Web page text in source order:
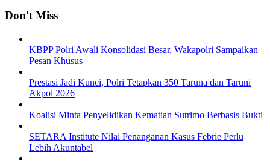
Don't Miss
KBPP Polri Awali Konsolidasi Besar, Wakapolri Sampaikan
Pesan Khusus
Prestasi Jadi Kunci, Polri Tetapkan 350 Taruna dan Taruni
Akpol 2026
Koalisi Minta Penyelidikan Kematian Sutrimo Berbasis Bukti
SETARA Institute Nilai Penanganan Kasus Febrie Perlu
Lebih Akuntabel